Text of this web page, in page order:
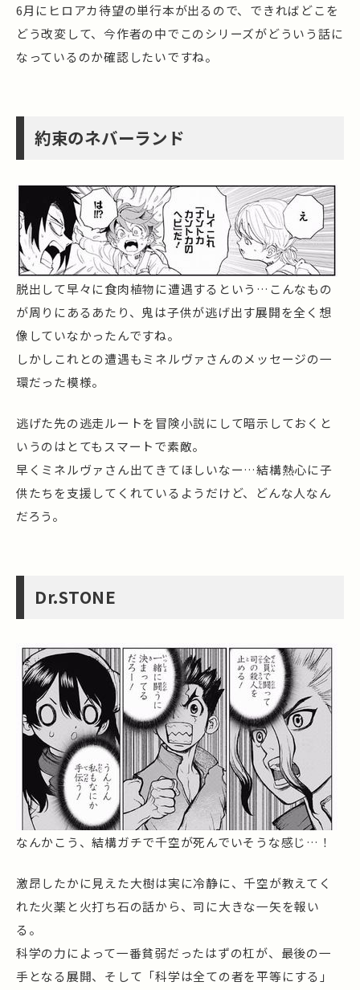
6月にヒロアカ待望の単行本が出るので、できればどこを
どう改変して、今作者の中でこのシリーズがどういう話に
なっているのか確認したいですね。
約束のネバーランド
脱出して早々に食肉植物に遭遇するという…こんなもの
が周りにあるあたり、鬼は子供が逃げ出す展開を全く想
像していなかったんですね。
しかしこれとの遭遇もミネルヴァさんのメッセージの一
環だった模様。
逃げた先の逃走ルートを冒険小説にして暗示しておくと
いうのはとてもスマートで素敵。
早くミネルヴァさん出てきてほしいなー…結構熱心に子
供たちを支援してくれているようだけど、どんな人なん
だろう。
Dr.STONE
なんかこう、結構ガチで千空が死んでいそうな感じ…！
激昂したかに見えた大樹は実に冷静に、千空が教えてく
れた火薬と火打ち石の話から、司に大きな一矢を報い
る。
科学の力によって一番貧弱だったはずの杠が、最後の一
手となる展開、そして「科学は全ての者を平等にする」